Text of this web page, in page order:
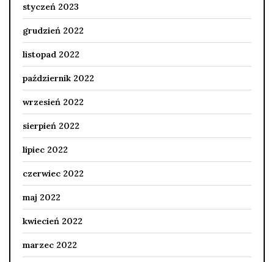
styczeń 2023
grudzień 2022
listopad 2022
październik 2022
wrzesień 2022
sierpień 2022
lipiec 2022
czerwiec 2022
maj 2022
kwiecień 2022
marzec 2022